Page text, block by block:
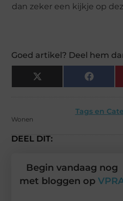
dan zeker een kijkje op
Goed artikel? Deel hem
X
(Twitter)
Tags en
Wonen
DEEL DIT:
Begin vandaag nog
met bloggen op